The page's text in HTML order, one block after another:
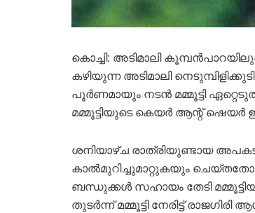
കൊച്ചി: അടിമാലി
കഴിയുന്ന അടിമാലി
പൂർണമായും നടൻ മമ്മൂട്ടി
മമ്മൂട്ടിയുടെ കെയർ ആന്റ്
ശനിയാഴ്ച രാത്രിയുണ്ടായ
കാൽമുറിച്ചുമാറ്റുകയും
ബന്ധുക്കൾ സഹായം തേടി
തുടർന്ന് മമ്മൂട്ടി നേരിട്ട്